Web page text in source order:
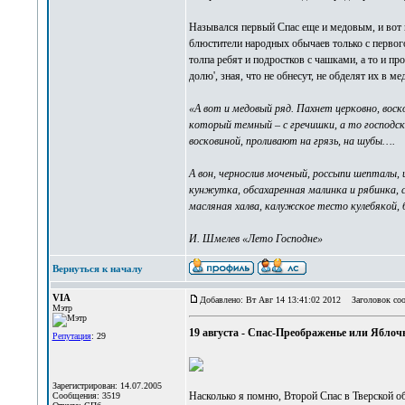
Назывался первый Спас еще и медовым, и вот
блюстители народных обычаев только с
толпа ребят и подростков с чашками, а то и
долю', зная, что не обнесут, не обделят их в
«А вот и медовый ряд. Пахнет церковно,
который темный – с гречишки, а то
восковиной, проливают на грязь, на шубы….
А вон, чернослив моченый, россыпи шепталы,
кунжутка, обсахаренная малинка и
масляная халва, калужское тесто
И. Шмелев «Лето Господне»
Вернуться к началу
VIA
Мэтр
Репутация: 29
Зарегистрирован: 14.07.2005
Сообщения: 3519
Добавлено: Вт Авг 14 13:41:02 2012 Заголовок
19 августа - Спас-Преображенье или
Насколько я помню, Второй Спас в Тверской